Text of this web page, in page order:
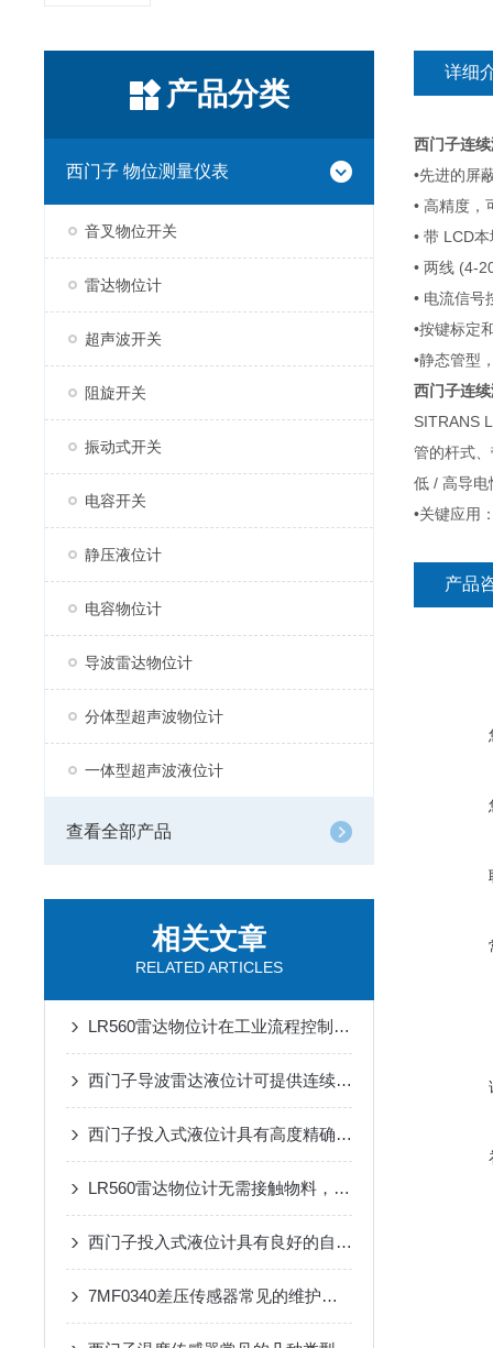
产品分类
西门子 物位测量仪表
音叉物位开关
雷达物位计
超声波开关
阻旋开关
振动式开关
电容开关
静压液位计
电容物位计
导波雷达物位计
分体型超声波物位计
一体型超声波液位计
查看全部产品
相关文章
RELATED ARTICLES
LR560雷达物位计在工业流程控制和环保监测中广泛应用
西门子导波雷达液位计可提供连续液位测量和界面测量
西门子投入式液位计具有高度精确的测量能力
LR560雷达物位计无需接触物料，安装简单方便
西门子投入式液位计具有良好的自我诊断功能
7MF0340差压传感器常见的维护与调试方法
详细
西门子连
•先进的屏
• 高精度，
• 带 LCD
• 两线 (4-
• 电流信号
•按键标定
•静态管型
西门子连
SITRANS
管的杆式
低 / 高导电
•关键应用
产品